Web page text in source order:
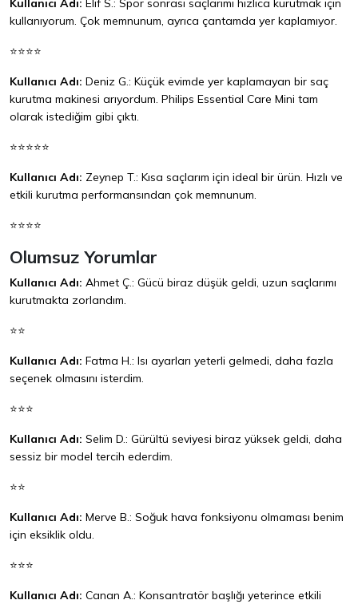
Kullanıcı Adı: Elif S.: Spor sonrası saçlarımı hızlıca kurutmak için
kullanıyorum. Çok memnunum, ayrıca çantamda yer kaplamıyor.
⭐⭐⭐⭐
Kullanıcı Adı: Deniz G.: Küçük evimde yer kaplamayan bir saç
kurutma makinesi arıyordum. Philips Essential Care Mini tam
olarak istediğim gibi çıktı.
⭐⭐⭐⭐⭐
Kullanıcı Adı: Zeynep T.: Kısa saçlarım için ideal bir ürün. Hızlı ve
etkili kurutma performansından çok memnunum.
⭐⭐⭐⭐
Olumsuz Yorumlar
Kullanıcı Adı: Ahmet Ç.: Gücü biraz düşük geldi, uzun saçlarımı
kurutmakta zorlandım.
⭐⭐
Kullanıcı Adı: Fatma H.: Isı ayarları yeterli gelmedi, daha fazla
seçenek olmasını isterdim.
⭐⭐⭐
Kullanıcı Adı: Selim D.: Gürültü seviyesi biraz yüksek geldi, daha
sessiz bir model tercih ederdim.
⭐⭐
Kullanıcı Adı: Merve B.: Soğuk hava fonksiyonu olmaması benim
için eksiklik oldu.
⭐⭐⭐
Kullanıcı Adı: Canan A.: Konsantratör başlığı yeterince etkili